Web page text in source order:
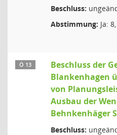
Beschluss:
Abstimmung: Ja:
Ö 13
Beschluss der
Blankenhagen
von
Ausbau der
Behnkenhäger
Beschluss: